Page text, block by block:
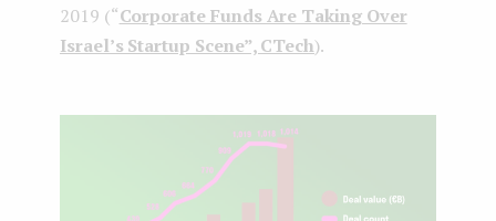
2019 (“Corporate Funds Are Taking Over
Israel’s Startup Scene”, CTech).